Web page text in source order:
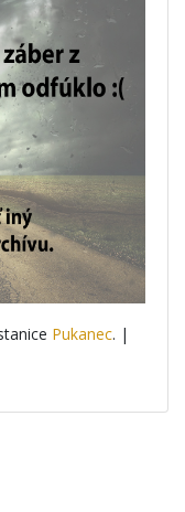
Pukanec. |